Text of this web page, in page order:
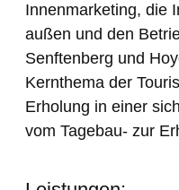
Innenmarketing, die
außen und den
Senftenberg und
Kernthema der
Erholung in einer
vom Tagebau- zur